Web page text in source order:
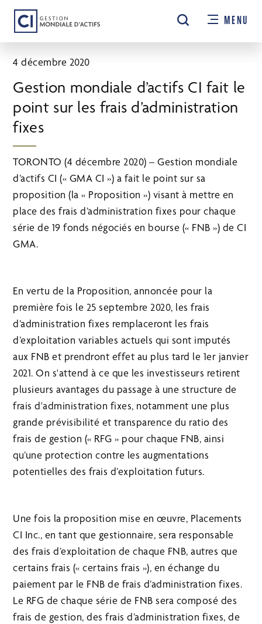
Passer
contenu
principal
MENU
4 décembre 2020
Gestion mondiale d’actifs CI fait le
point sur les frais d’administration
fixes
TORONTO (4 décembre 2020) – Gestion mondiale
d’actifs CI (« GMA CI ») a fait le point sur sa
proposition (la « Proposition ») visant à mettre en
place des frais d’administration fixes pour chaque
série de 19 fonds négociés en bourse (« FNB ») de CI
GMA.
En vertu de la Proposition, annoncée pour la
première fois le 25 septembre 2020, les frais
d’administration fixes remplaceront les frais
d’exploitation variables actuels qui sont imputés
aux FNB et prendront effet au plus tard le 1er janvier
2021. On s'attend à ce que les investisseurs retirent
plusieurs avantages du passage à une structure de
frais d'administration fixes, notamment une plus
grande prévisibilité et transparence du ratio des
frais de gestion (« RFG » pour chaque FNB, ainsi
qu’une protection contre les augmentations
potentielles des frais d’exploitation futurs.
Une fois la proposition mise en œuvre, Placements
CI Inc., en tant que gestionnaire, sera responsable
des frais d’exploitation de chaque FNB, autres que
certains frais (« certains frais »), en échange du
paiement par le FNB de frais d’administration fixes.
Le RFG de chaque série de FNB sera composé des
frais de gestion, des frais d’administration fixes, de